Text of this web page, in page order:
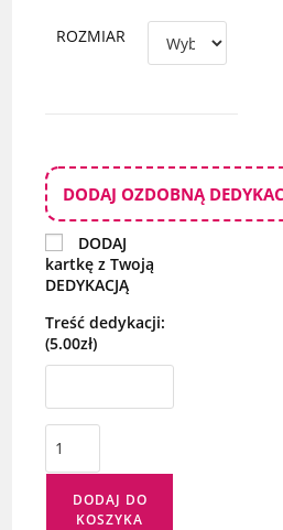
ROZMIAR
DODAJ OZDOBNĄ
DODAJ
kartkę z Twoją
DEDYKACJĄ
Treść dedykacji:
(5.00zł)
DODAJ DO
KOSZYKA